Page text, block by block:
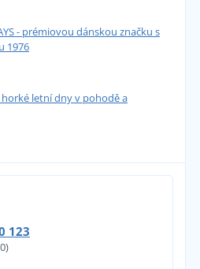
- prémiovou dánskou značku s
1976
horké letní dny v pohodě a
123